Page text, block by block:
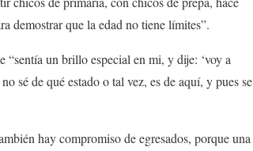
demostrar que la edad no tiene límites”.
“sentía un brillo especial en mi, y dije: ‘voy a
sé de qué estado o tal vez, es de aquí, y pues se
hay compromiso de egresados, porque una